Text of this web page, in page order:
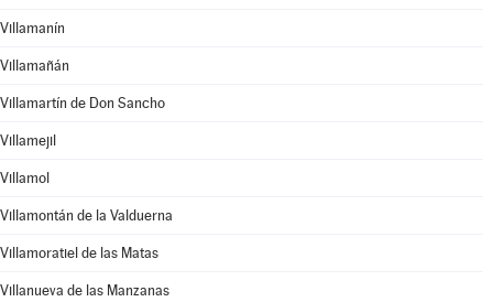
Villamanín
Villamañán
Villamartín de Don Sancho
Villamejil
Villamol
Villamontán de la Valduerna
Villamoratiel de las Matas
Villanueva de las Manzanas